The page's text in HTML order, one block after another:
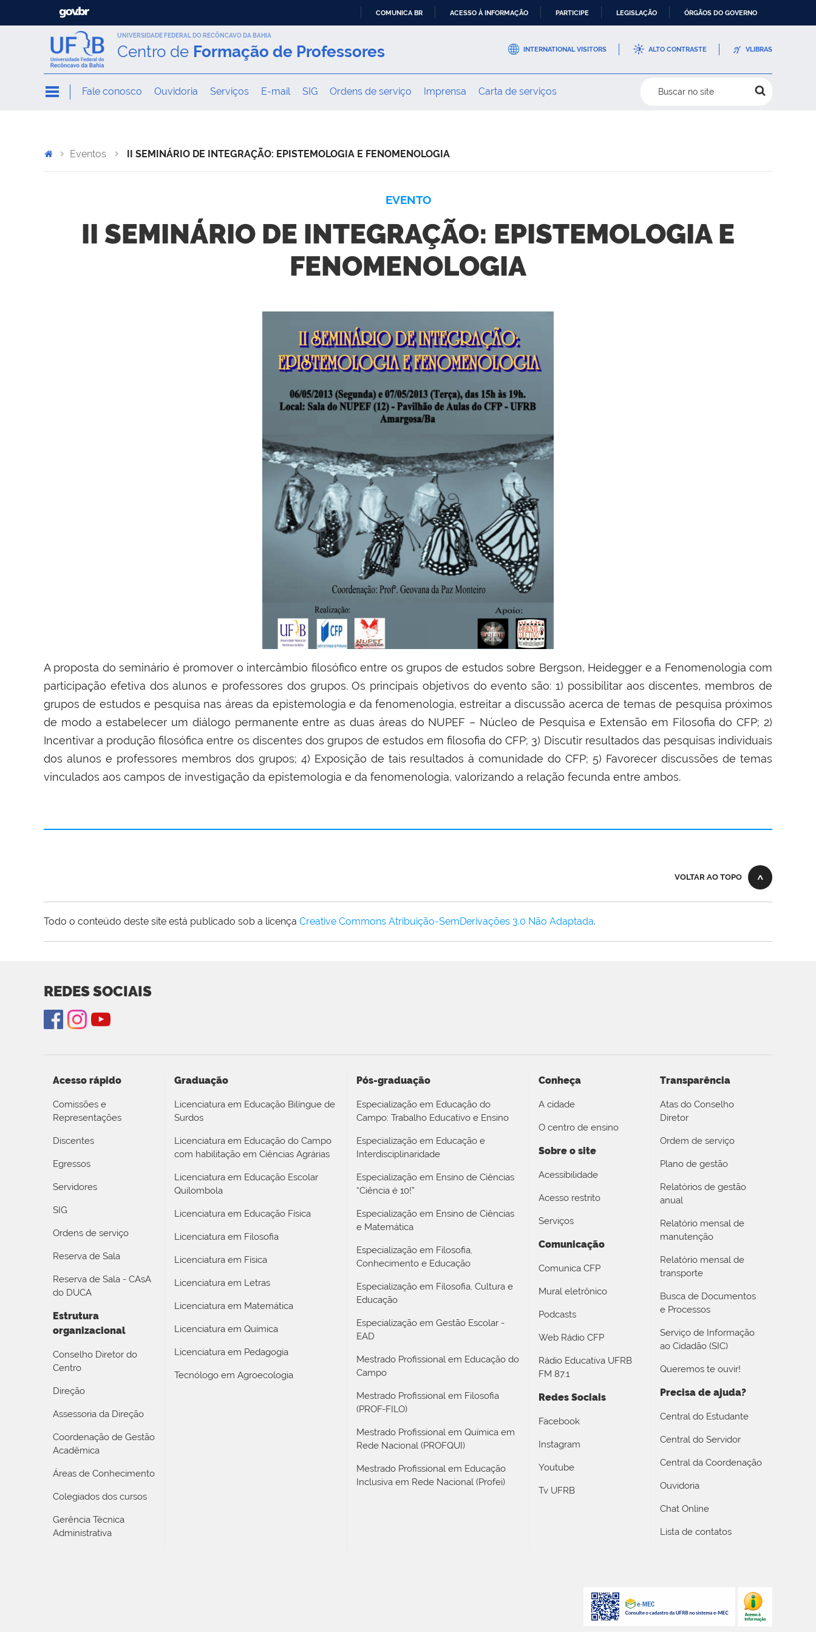
CONTEÚDO
COMUNICA BR ACESSO À INFORMAÇÃO PARTICIPE LEGISLAÇÃO ÓRGÃOS DO GOVERNO
UNIVERSIDADE FEDERAL DO RECÔNCAVO DA BAHIA
Centro de Formação de Professores INTERNATIONAL VISITORS ALTO CONTRASTE VLIBRAS
Fale conosco Ouvidoria Serviços E-mail SIG Ordens de serviço Imprensa Carta de serviços Buscar no site
Eventos II SEMINÁRIO DE INTEGRAÇÃO: EPISTEMOLOGIA E FENOMENOLOGIA
EVENTO
II SEMINÁRIO DE INTEGRAÇÃO: EPISTEMOLOGIA E
FENOMENOLOGIA
A proposta do seminário é promover o intercâmbio filosófico entre os grupos de estudos sobre Bergson, Heidegger e a Fenomenologia com
participação efetiva dos alunos e professores dos grupos. Os principais objetivos do evento são: 1) possibilitar aos discentes, membros de
grupos de estudos e pesquisa nas áreas da epistemologia e da fenomenologia, estreitar a discussão acerca de temas de pesquisa próximos
de modo a estabelecer um diálogo permanente entre as duas áreas do NUPEF – Núcleo de Pesquisa e Extensão em Filosofia do CFP; 2)
Incentivar a produção filosófica entre os discentes dos grupos de estudos em filosofia do CFP; 3) Discutir resultados das pesquisas individuais
dos alunos e professores membros dos grupos; 4) Exposição de tais resultados à comunidade do CFP; 5) Favorecer discussões de temas
vinculados aos campos de investigação da epistemologia e da fenomenologia, valorizando a relação fecunda entre ambos.
VOLTAR AO TOPO
Todo o conteúdo deste site está publicado sob a licença Creative Commons Atribuição-SemDerivações 3.0 Não Adaptada.
REDES SOCIAIS
Acesso rápido
Comissões e
Representações
Discentes
Egressos
Servidores
SIG
Ordens de serviço
Reserva de Sala
Reserva de Sala - CAsA
do DUCA
Estrutura
organizacional
Conselho Diretor do
Centro
Direção
Assessoria da Direção
Coordenação de Gestão
Acadêmica
Áreas de Conhecimento
Colegiados dos cursos
Gerência Técnica
Administrativa
Graduação
Licenciatura em Educação Bilíngue de
Surdos
Licenciatura em Educação do Campo
com habilitação em Ciências Agrárias
Licenciatura em Educação Escolar
Quilombola
Licenciatura em Educação Física
Licenciatura em Filosofia
Licenciatura em Física
Licenciatura em Letras
Licenciatura em Matemática
Licenciatura em Química
Licenciatura em Pedagogia
Tecnólogo em Agroecologia
Pós-graduação
Especialização em Educação do
Campo: Trabalho Educativo e Ensino
Especialização em Educação e
Interdisciplinaridade
Especialização em Ensino de Ciências
“Ciência é 10!”
Especialização em Ensino de Ciências
e Matemática
Especialização em Filosofia,
Conhecimento e Educação
Especialização em Filosofia, Cultura e
Educação
Especialização em Gestão Escolar -
EAD
Mestrado Profissional em Educação do
Campo
Mestrado Profissional em Filosofia
(PROF-FILO)
Mestrado Profissional em Química em
Rede Nacional (PROFQUI)
Mestrado Profissional em Educação
Inclusiva em Rede Nacional (Profei)
Conheça
A cidade
O centro de ensino
Sobre o site
Acessibilidade
Acesso restrito
Serviços
Comunicação
Comunica CFP
Mural eletrônico
Podcasts
Web Rádio CFP
Rádio Educativa UFRB
FM 87.1
Redes Sociais
Facebook
Instagram
Youtube
Tv UFRB
Transparência
Atas do Conselho
Diretor
Ordem de serviço
Plano de gestão
Relatórios de gestão
anual
Relatório mensal de
manutenção
Relatório mensal de
transporte
Busca de Documentos
e Processos
Serviço de Informação
ao Cidadão (SIC)
Queremos te ouvir!
Precisa de ajuda?
Central do Estudante
Central do Servidor
Central da Coordenação
Ouvidoria
Chat Online
Lista de contatos